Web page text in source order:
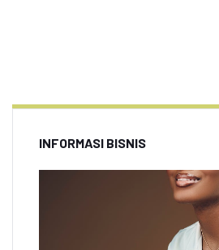
INFORMASI BISNIS